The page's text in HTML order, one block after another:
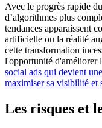
Avec le progrès rapide
d’algorithmes plus
tendances apparaissent
artificielle ou la réalité
cette transformation
l'opportunité d'améliorer
social ads qui devient
maximiser sa visibilité et
Les risques et